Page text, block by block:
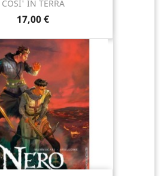
COSI' IN TERRA
17,00 €